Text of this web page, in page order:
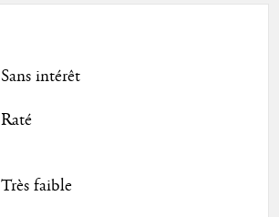
Sans intérêt
Raté
Très faible